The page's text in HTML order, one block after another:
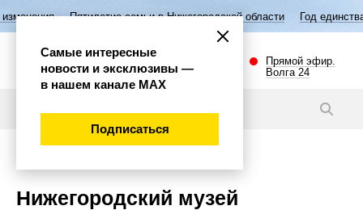
семьи в Нижегородской области Год единства народов
Прямой эфир.
Волга 24
Нижегородский музей
Самые интересные
новости и эксклюзивы —
в нашем канале МАХ
Подписаться